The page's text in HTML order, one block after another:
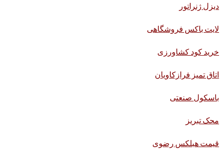
دیزل ژنراتور
لایت باکس فروشگاهی
خرید کود کشاورزی
اتاق تمیز فرازکاویان
باسکول صنعتی
محک تبریز
قیمت هبلکس رضوی